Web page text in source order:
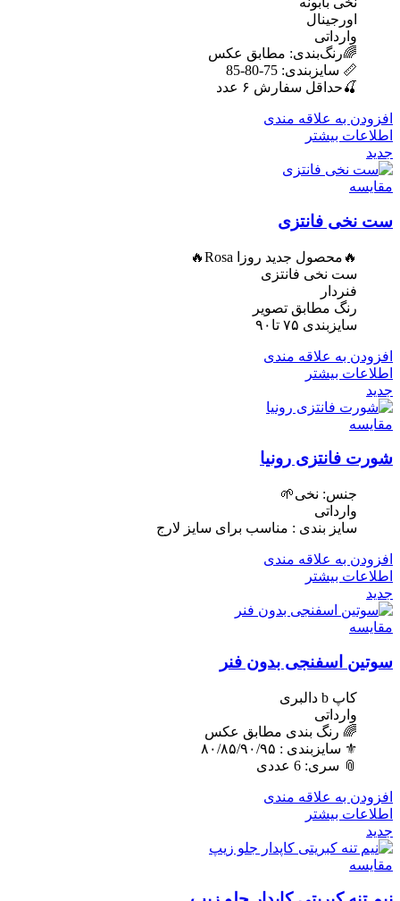
اورجینال
وارداتی
🌈رنگ‌بندی: مطابق عکس
📏 سایزبندی: 75-80-85
🍒حداقل سفارش ۶ عدد
افزودن به علاقه مندی
اطلاعات بیشتر
جدید
مقایسه
ست نخی فانتزی
🔥محصول جدید روزا Rosa🔥
ست نخی فانتزی
فنردار
رنگ مطابق تصویر
سایزبندی ۷۵ تا۹۰
افزودن به علاقه مندی
اطلاعات بیشتر
جدید
مقایسه
شورت فانتزی رونیا
جنس: نخی🌱
وارداتی
سایز بندی : مناسب برای سایز لارج
افزودن به علاقه مندی
اطلاعات بیشتر
جدید
مقایسه
سوتین اسفنجی بدون فنر
کاپ b دالبری
وارداتی
🌈 رنگ بندی مطابق عکس
⚜️ سایزبندی : ٨٠/٨۵/٩٠/٩۵
📎 سری: 6 عددی
افزودن به علاقه مندی
اطلاعات بیشتر
جدید
مقایسه